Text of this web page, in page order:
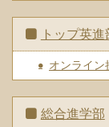
トップ英
オンライン
総合進学部